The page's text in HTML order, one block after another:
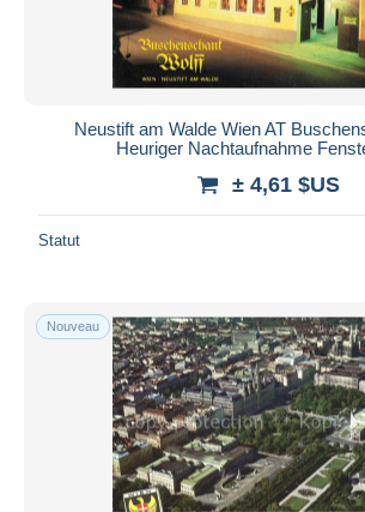
Neustift am Walde Wien AT
Heuriger Nachtaufnahme
± 4,61 $US
Statut
Nouveau